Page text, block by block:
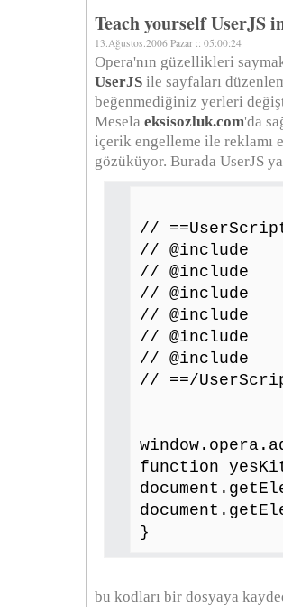
Teach yourself UserJS
13.Ağustos.2006 Pazar :: 05:00:24
Opera'nın güzellikleri
UserJSile sayfaları
beğenmediğiniz yerleri
Mesela eksisozluk.com'da
içerik engelleme ile reklamı
gözüküyor. Burada UserJS
//
// @include
// @include
// @include
//
// @include
// @include
// ==/
function
}
bu kodları bir dosyaya